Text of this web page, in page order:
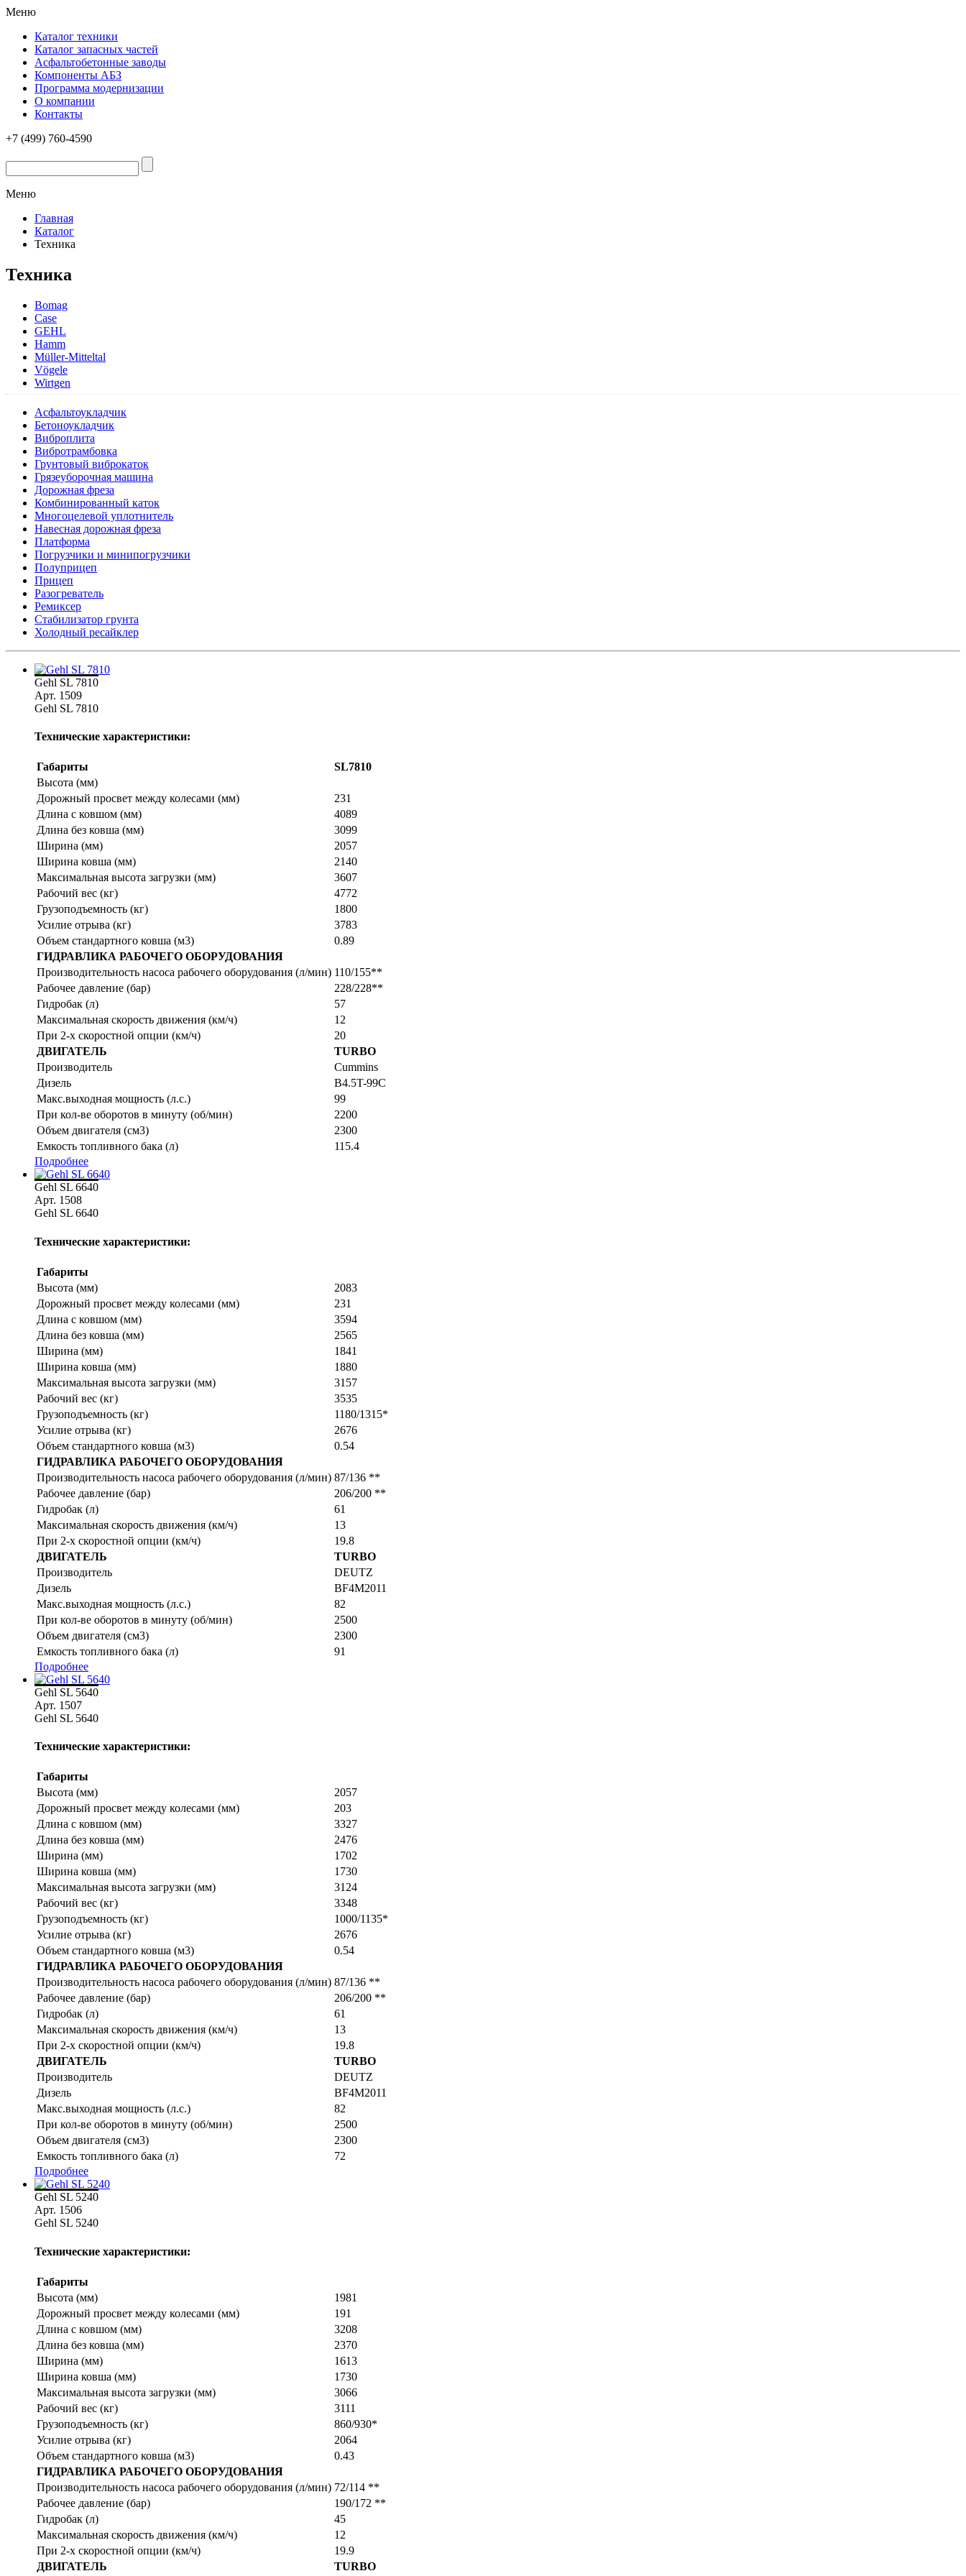
Меню
Каталог техники
Каталог запасных частей
Асфальтобетонные заводы
Компоненты АБЗ
Программа модернизации
О компании
Контакты
+7 (499) 760-4590
Меню
Главная
Каталог
Техника
Техника
Bomag
Case
GEHL
Hamm
Müller-Mitteltal
Vögele
Wirtgen
Асфальтоукладчик
Бетоноукладчик
Виброплита
Вибротрамбовка
Грунтовый виброкаток
Грязеуборочная машина
Дорожная фреза
Комбинированный каток
Многоцелевой уплотнитель
Навесная дорожная фреза
Платформа
Погрузчики и минипогрузчики
Полуприцеп
Прицеп
Разогреватель
Ремиксер
Стабилизатор грунта
Холодный ресайклер
Gehl SL 7810
Арт. 1509
Gehl SL 7810
Технические характеристики:
Габариты
SL7810
Высота (мм)
Дорожный просвет между колесами (мм)
231
Длина с ковшом (мм)
4089
Длина без ковша (мм)
3099
Ширина (мм)
2057
Ширина ковша (мм)
2140
Максимальная высота загрузки (мм)
3607
Рабочий вес (кг)
4772
Грузоподъемность (кг)
1800
Усилие отрыва (кг)
3783
Объем стандартного ковша (м3)
0.89
ГИДРАВЛИКА РАБОЧЕГО ОБОРУДОВАНИЯ
Производительность насоса рабочего оборудования (л/мин) 110/155**
Рабочее давление (бар)
228/228**
Гидробак (л)
57
Максимальная скорость движения (км/ч)
12
При 2-х скоростной опции (км/ч)
20
ДВИГАТЕЛЬ
TURBO
Производитель
Cummins
Дизель
B4.5T-99C
Макс.выходная мощность (л.с.)
99
При кол-ве оборотов в минуту (об/мин)
2200
Объем двигателя (см3)
2300
Емкость топливного бака (л)
115.4
Подробнее
Gehl SL 6640
Арт. 1508
Gehl SL 6640
Технические характеристики:
Габариты
Высота (мм)
2083
Дорожный просвет между колесами (мм)
231
Длина с ковшом (мм)
3594
Длина без ковша (мм)
2565
Ширина (мм)
1841
Ширина ковша (мм)
1880
Максимальная высота загрузки (мм)
3157
Рабочий вес (кг)
3535
Грузоподъемность (кг)
1180/1315*
Усилие отрыва (кг)
2676
Объем стандартного ковша (м3)
0.54
ГИДРАВЛИКА РАБОЧЕГО ОБОРУДОВАНИЯ
Производительность насоса рабочего оборудования (л/мин) 87/136 **
Рабочее давление (бар)
206/200 **
Гидробак (л)
61
Максимальная скорость движения (км/ч)
13
При 2-х скоростной опции (км/ч)
19.8
ДВИГАТЕЛЬ
TURBO
Производитель
DEUTZ
Дизель
BF4M2011
Макс.выходная мощность (л.с.)
82
При кол-ве оборотов в минуту (об/мин)
2500
Объем двигателя (см3)
2300
Емкость топливного бака (л)
91
Подробнее
Gehl SL 5640
Арт. 1507
Gehl SL 5640
Технические характеристики:
Габариты
Высота (мм)
2057
Дорожный просвет между колесами (мм)
203
Длина с ковшом (мм)
3327
Длина без ковша (мм)
2476
Ширина (мм)
1702
Ширина ковша (мм)
1730
Максимальная высота загрузки (мм)
3124
Рабочий вес (кг)
3348
Грузоподъемность (кг)
1000/1135*
Усилие отрыва (кг)
2676
Объем стандартного ковша (м3)
0.54
ГИДРАВЛИКА РАБОЧЕГО ОБОРУДОВАНИЯ
Производительность насоса рабочего оборудования (л/мин) 87/136 **
Рабочее давление (бар)
206/200 **
Гидробак (л)
61
Максимальная скорость движения (км/ч)
13
При 2-х скоростной опции (км/ч)
19.8
ДВИГАТЕЛЬ
TURBO
Производитель
DEUTZ
Дизель
BF4M2011
Макс.выходная мощность (л.с.)
82
При кол-ве оборотов в минуту (об/мин)
2500
Объем двигателя (см3)
2300
Емкость топливного бака (л)
72
Подробнее
Gehl SL 5240
Арт. 1506
Gehl SL 5240
Технические характеристики:
Габариты
Высота (мм)
1981
Дорожный просвет между колесами (мм)
191
Длина с ковшом (мм)
3208
Длина без ковша (мм)
2370
Ширина (мм)
1613
Ширина ковша (мм)
1730
Максимальная высота загрузки (мм)
3066
Рабочий вес (кг)
3111
Грузоподъемность (кг)
860/930*
Усилие отрыва (кг)
2064
Объем стандартного ковша (м3)
0.43
ГИДРАВЛИКА РАБОЧЕГО ОБОРУДОВАНИЯ
Производительность насоса рабочего оборудования (л/мин) 72/114 **
Рабочее давление (бар)
190/172 **
Гидробак (л)
45
Максимальная скорость движения (км/ч)
12
При 2-х скоростной опции (км/ч)
19.9
ДВИГАТЕЛЬ
TURBO